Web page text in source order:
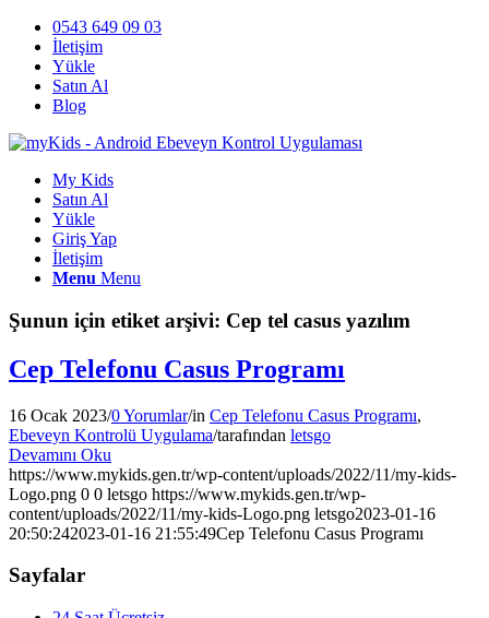
0543 649 09 03
İletişim
Yükle
Satın Al
Blog
My Kids
Satın Al
Yükle
Giriş Yap
İletişim
Menu Menu
Şunun için etiket arşivi: Cep tel casus yazılım
Cep Telefonu Casus Programı
16 Ocak 2023/0 Yorumlar/in Cep Telefonu Casus Programı,
Ebeveyn Kontrolü Uygulama/tarafından letsgo
Devamını Oku
https://www.mykids.gen.tr/wp-content/uploads/2022/11/my-kids-
Logo.png 0 0 letsgo https://www.mykids.gen.tr/wp-
content/uploads/2022/11/my-kids-Logo.png letsgo2023-01-16
20:50:242023-01-16 21:55:49Cep Telefonu Casus Programı
Sayfalar